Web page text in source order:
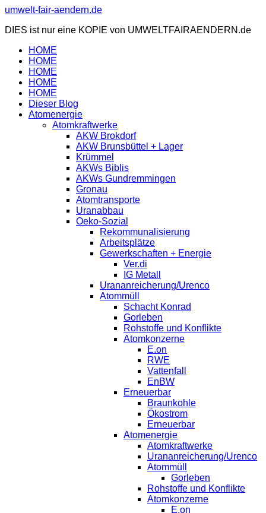
Zum
springen
umwelt-fair-aendern.de
DIES ist nur eine KOPIE von UMWELTFAIRAENDERN.de
HOME
HOME
HOME
HOME
HOME
Dieser Blog
Atomenergie
Atomkraftwerke
AKW Brokdorf
AKW Brunsbüttel + Lager
Krümmel
AKWs Biblis
AKWs Gundremmingen
Gronau
Atomtransporte
Uranabbau
Oeko-Sozial
Rekommunalisierung
Arbeitsplätze
Gewerkschaften + Energie
Ver.di
IG Metall
Urananreicherung/Urenco
Atommüll
Schacht Konrad
Gorleben
Rohstoffe und Konflikte
Atomkonzerne
E.on
RWE
Vattenfall
EnBW
Erneuerbar
Braunkohle
Ökostrom
Erneuerbar
Atomenergie
Atomkraftwerke
Urananreicherung/Urenco
Atommüll
Gorleben
Rohstoffe und Konflikte
Atomkonzerne
E.on